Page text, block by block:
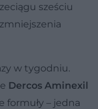
sześciu
w tygodniu.
Dercos Aminexil
formuły – jedna